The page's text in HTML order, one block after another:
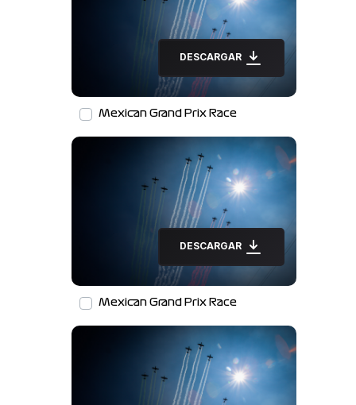
DESCARGAR
Mexican Grand Prix Race
DESCARGAR
Mexican Grand Prix Race